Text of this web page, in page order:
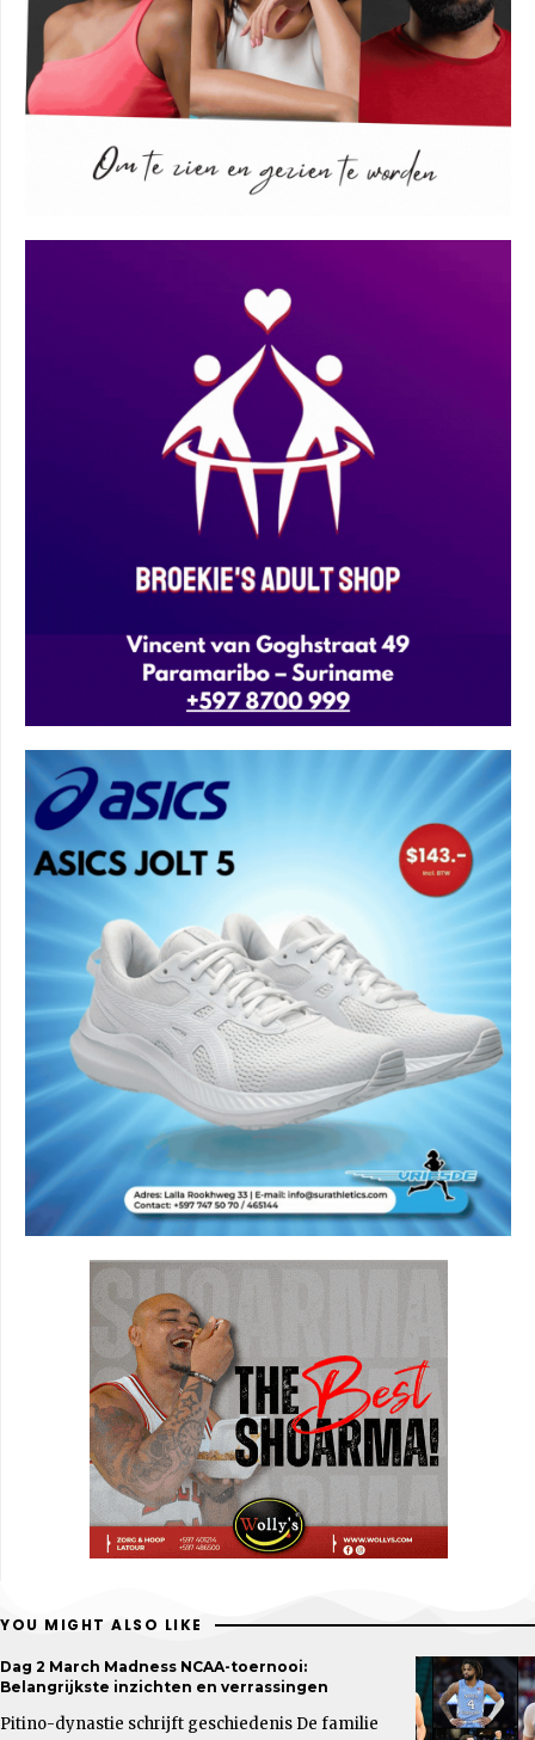
YOU MIGHT ALSO LIKE
Dag 2 March Madness NCAA-toernooi:
Belangrijkste inzichten en verrassingen
Pitino-dynastie schrijft geschiedenis De familie